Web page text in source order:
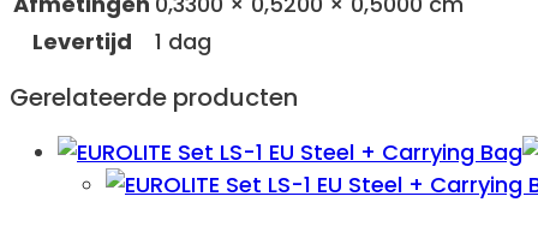
Levertijd
1 dag
Gerelateerde producten